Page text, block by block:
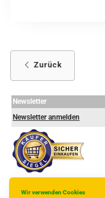
Wir verwenden Cookies
Zurück
Newsletter
Newsletter anmelden